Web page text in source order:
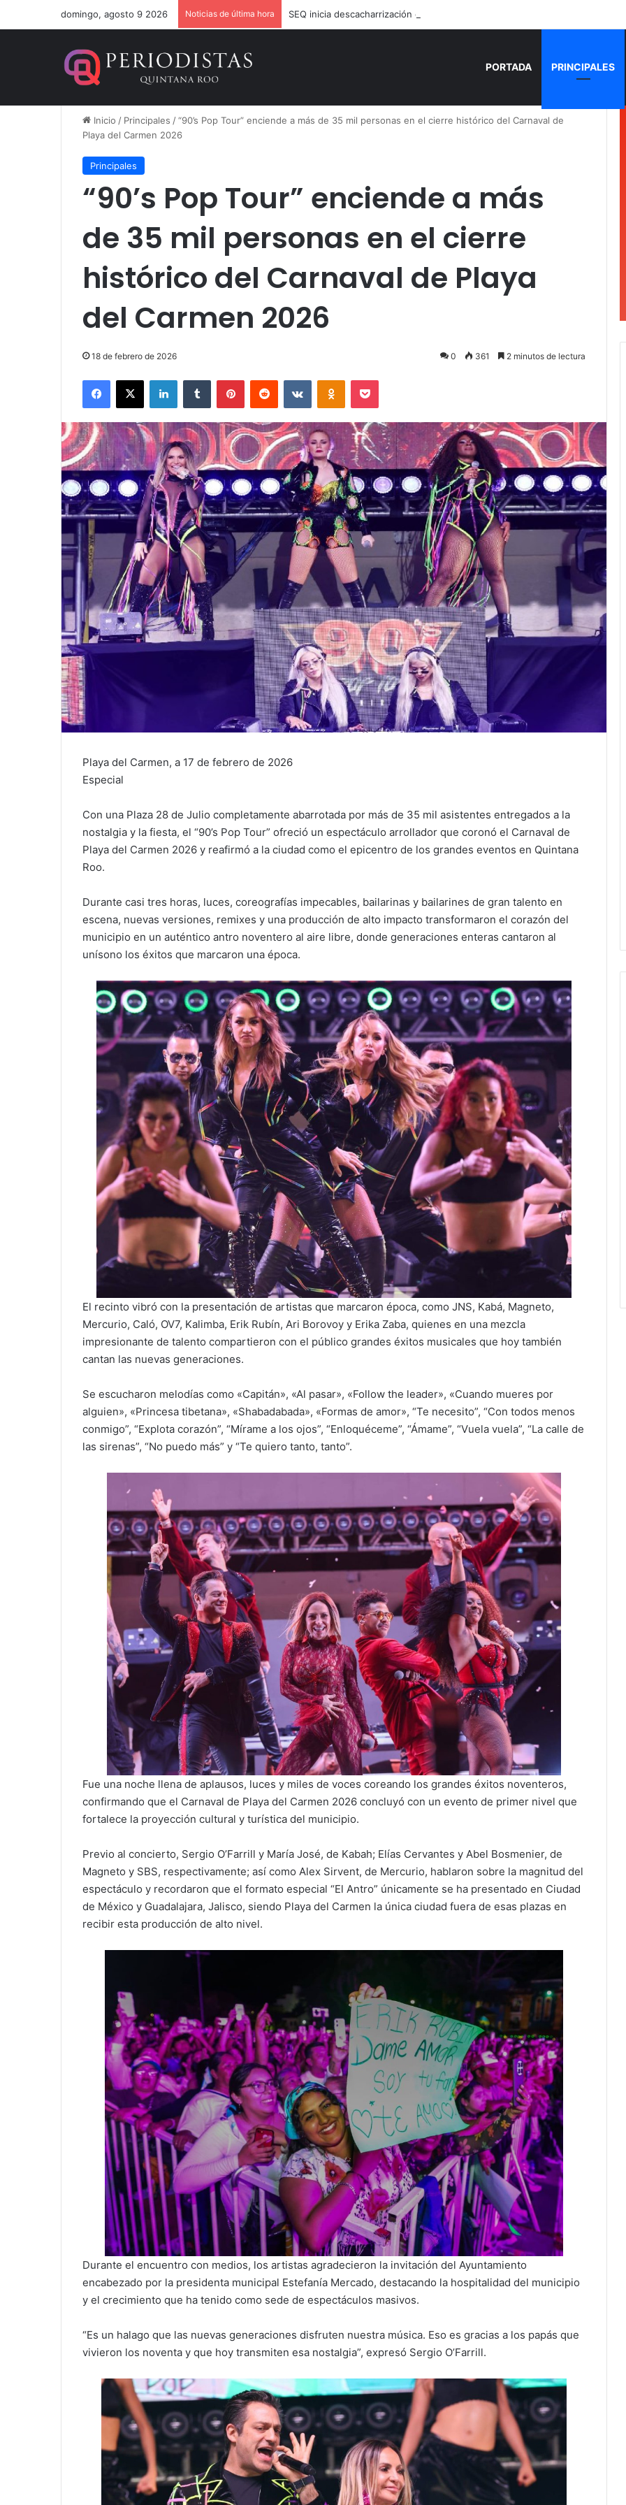
domingo, agosto 9 2026 Noticias de última hora
PORTADA PRINCIPALES
Inicio / Principales /“90’s Pop Tour” enciende a más de 35 mil personas en el cierre histórico del Carnaval de
Playa del Carmen 2026
Principales
“90’s Pop Tour” enciende a más
de 35 mil personas en el cierre
histórico del Carnaval de Playa
del Carmen 2026
18 de febrero de 2026 0 361 2 minutos de lectura
Facebook
X LinkedInTumblr PinterestReddit VKontakteOdnoklassniki
Pocket
Playa del Carmen, a 17 de febrero de 2026
Especial
Con una Plaza 28 de Julio completamente abarrotada por más de 35 mil asistentes entregados a la
nostalgia y la fiesta, el “90’s Pop Tour” ofreció un espectáculo arrollador que coronó el Carnaval de
Playa del Carmen 2026 y reafirmó a la ciudad como el epicentro de los grandes eventos en Quintana
Roo.
Durante casi tres horas, luces, coreografías impecables, bailarinas y bailarines de gran talento en
escena, nuevas versiones, remixes y una producción de alto impacto transformaron el corazón del
municipio en un auténtico antro noventero al aire libre, donde generaciones enteras cantaron al
unísono los éxitos que marcaron una época.
El recinto vibró con la presentación de artistas que marcaron época, como JNS, Kabá, Magneto,
Mercurio, Caló, OV7, Kalimba, Erik Rubín, Ari Borovoy y Erika Zaba, quienes en una mezcla
impresionante de talento compartieron con el público grandes éxitos musicales que hoy también
cantan las nuevas generaciones.
Se escucharon melodías como «Capitán», «Al pasar», «Follow the leader», «Cuando mueres por
alguien», «Princesa tibetana», «Shabadabada», «Formas de amor», “Te necesito”, “Con todos menos
conmigo”, “Explota corazón”, “Mírame a los ojos”, “Enloquéceme”, “Ámame”, “Vuela vuela”, “La calle de
las sirenas”, “No puedo más” y “Te quiero tanto, tanto”.
Fue una noche llena de aplausos, luces y miles de voces coreando los grandes éxitos noventeros,
confirmando que el Carnaval de Playa del Carmen 2026 concluyó con un evento de primer nivel que
fortalece la proyección cultural y turística del municipio.
Previo al concierto, Sergio O’Farrill y María José, de Kabah; Elías Cervantes y Abel Bosmenier, de
Magneto y SBS, respectivamente; así como Alex Sirvent, de Mercurio, hablaron sobre la magnitud del
espectáculo y recordaron que el formato especial “El Antro” únicamente se ha presentado en Ciudad
de México y Guadalajara, Jalisco, siendo Playa del Carmen la única ciudad fuera de esas plazas en
recibir esta producción de alto nivel.
Durante el encuentro con medios, los artistas agradecieron la invitación del Ayuntamiento
encabezado por la presidenta municipal Estefanía Mercado, destacando la hospitalidad del municipio
y el crecimiento que ha tenido como sede de espectáculos masivos.
“Es un halago que las nuevas generaciones disfruten nuestra música. Eso es gracias a los papás que
vivieron los noventa y que hoy transmiten esa nostalgia”, expresó Sergio O’Farrill.